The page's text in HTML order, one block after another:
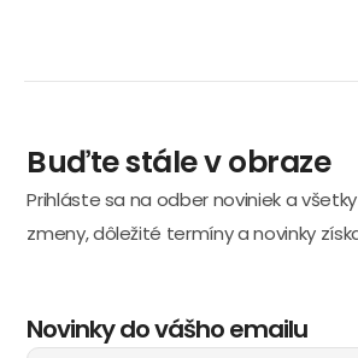
Buďte stále v obraze
Prihláste sa na odber noviniek a
zmeny, dôležité termíny a novinky
Novinky do vášho emailu